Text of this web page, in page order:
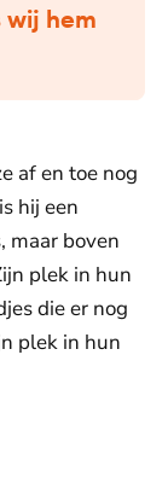
wij hem
af en toe nog
hij een
maar boven
plek in hun
die er nog
plek in hun